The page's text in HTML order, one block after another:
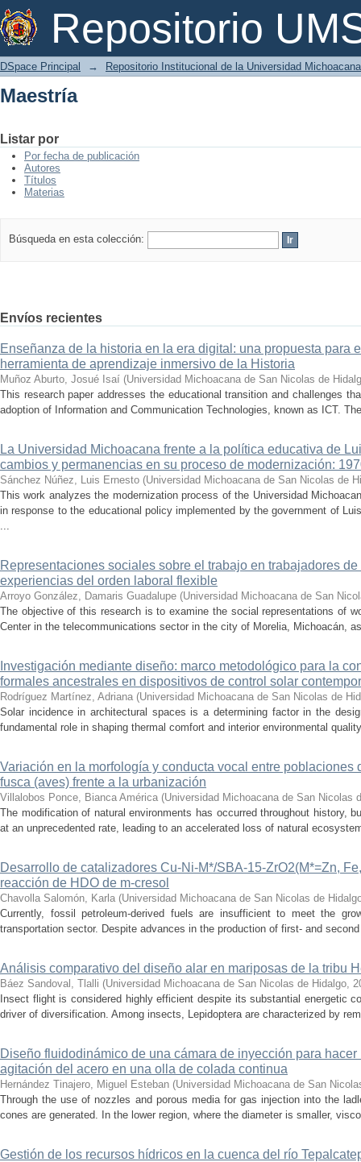
Repositorio
Maestría
DSpace Principal → Repositorio Institucional de la Universidad
Maestría
Listar por
Por fecha de publicación
Autores
Títulos
Materias
Búsqueda en esta colección:
Envíos recientes
Enseñanza de la historia en la era digital: una propuesta para
herramienta de aprendizaje inmersivo de la Historia
Muñoz Aburto, Josué Isaí (Universidad Michoacana de San Nicolas de
This research paper addresses the educational transition and challenges
adoption of Information and Communication Technologies, known as ICT.
La Universidad Michoacana frente a la política educativa de
cambios y permanencias en su proceso de modernización:
Sánchez Núñez, Luis Ernesto (Universidad Michoacana de San Nicolas de
This work analyzes the modernization process of the Universidad
in response to the educational policy implemented by the government of
...
Representaciones sociales sobre el trabajo en trabajadores
experiencias del orden laboral flexible
Arroyo González, Damaris Guadalupe (Universidad Michoacana de San
The objective of this research is to examine the social representations of
Center in the telecommunications sector in the city of Morelia, Michoacán,
Investigación mediante diseño: marco metodológico para la
formales ancestrales en dispositivos de control solar
Rodríguez Martínez, Adriana (Universidad Michoacana de San Nicolas de
Solar incidence in architectural spaces is a determining factor in the
fundamental role in shaping thermal comfort and interior environmental
Variación en la morfología y conducta vocal entre poblaciones
fusca (aves) frente a la urbanización
Villalobos Ponce, Bianca América (Universidad Michoacana de San Nicolas
The modification of natural environments has occurred throughout history,
at an unprecedented rate, leading to an accelerated loss of natural
Desarrollo de catalizadores Cu-Ni-M*/SBA-15-ZrO2(M*=Zn,
reacción de HDO de m-cresol
Chavolla Salomón, Karla (Universidad Michoacana de San Nicolas de
Currently, fossil petroleum-derived fuels are insufficient to meet the
transportation sector. Despite advances in the production of first- and
Análisis comparativo del diseño alar en mariposas de la tribu
Báez Sandoval, Tlalli (Universidad Michoacana de San Nicolas de Hidalgo,
Insect flight is considered highly efficient despite its substantial energetic
driver of diversification. Among insects, Lepidoptera are characterized by
Diseño fluidodinámico de una cámara de inyección para
agitación del acero en una olla de colada continua
Hernández Tinajero, Miguel Esteban (Universidad Michoacana de San
Through the use of nozzles and porous media for gas injection into the
cones are generated. In the lower region, where the diameter is smaller,
Gestión de los recursos hídricos en la cuenca del río